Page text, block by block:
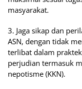
masyarakat.
3. Jaga sikap dan
ASN, dengan tidak
terlibat dalam
perjudian termasuk
nepotisme (KKN).